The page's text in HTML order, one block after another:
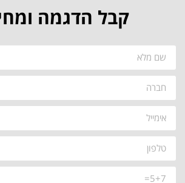
קבל הדגמה